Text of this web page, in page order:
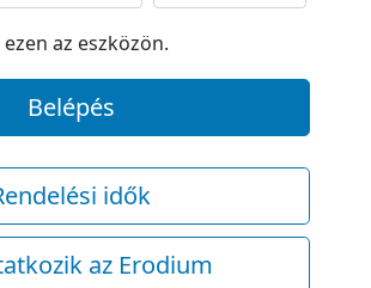
ezen az eszközön.
Belépés
idők
az Erodium